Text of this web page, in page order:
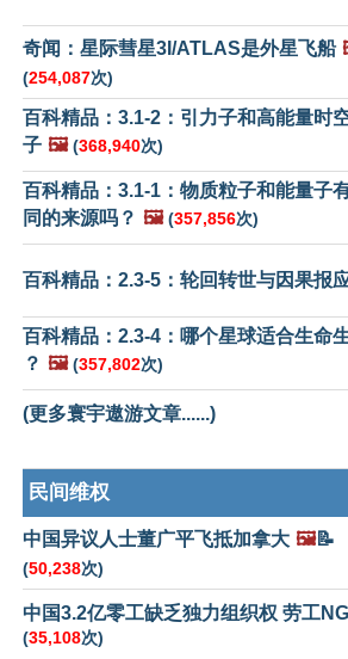
奇闻：星际彗星3I/ATLAS是外星飞船
(254,087次)
百科精品：3.1-2：引力子和高能量时
子 🖼️ (368,940次)
百科精品：3.1-1：物质粒子和能量子
同的来源吗？ 🖼️ (357,856次)
百科精品：2.3-5：轮回转世与因果报
百科精品：2.3-4：哪个星球适合生命
？ 🖼️ (357,802次)
(更多寰宇遨游文章......)
民间维权
中国异议人士董广平飞抵加拿大 🖼️📝
(50,238次)
中国3.2亿零工缺乏独力组织权 劳工
(35,108次)